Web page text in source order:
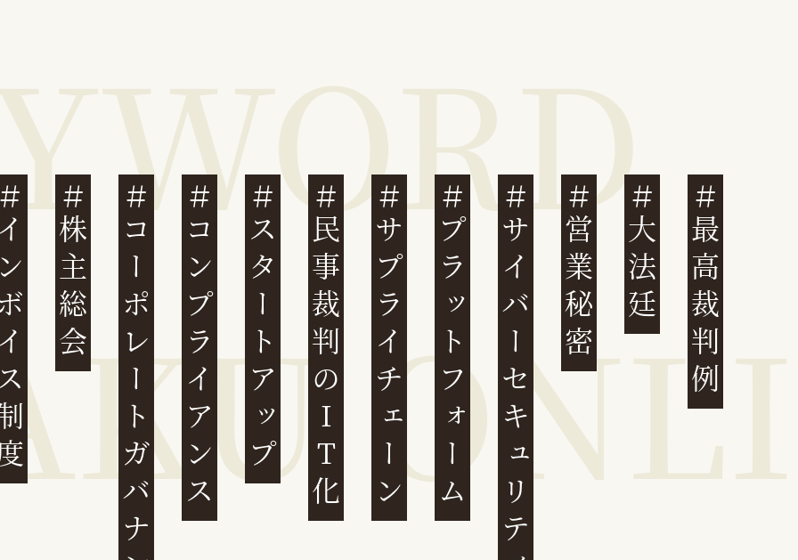
制度 株主総会 コーポレートガバナンスコンプライアンススタートアップ民事裁判のIT化サプライチェーンプラットフォームサイバーセキュリティ 営業秘密 大法廷 最高裁判例